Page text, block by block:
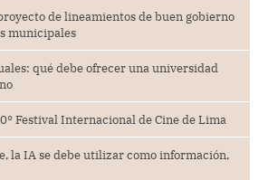
de lineamientos de buen gobierno
municipales
qué debe ofrecer una universidad
Festival Internacional de Cine de Lima
la IA se debe utilizar como información,